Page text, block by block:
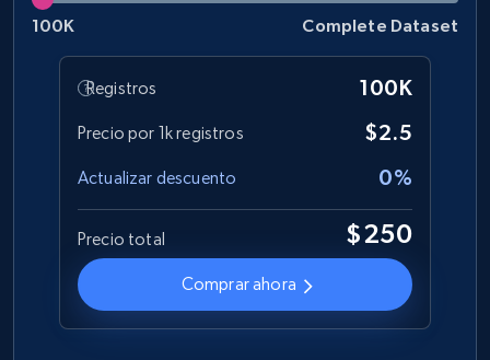
Business
2.5K+ Buy Now
URL, Product name, Product id, Rating,
Description, Product url, Seller, Ownership, and
more.
Business Enriquecido
100K Complete Dataset
Registros 100K
Precio por 1k registros $2.5
Actualizar descuento 0%
Precio total $250
Comprar ahora